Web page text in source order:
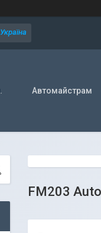
Автомайстрам
FM203